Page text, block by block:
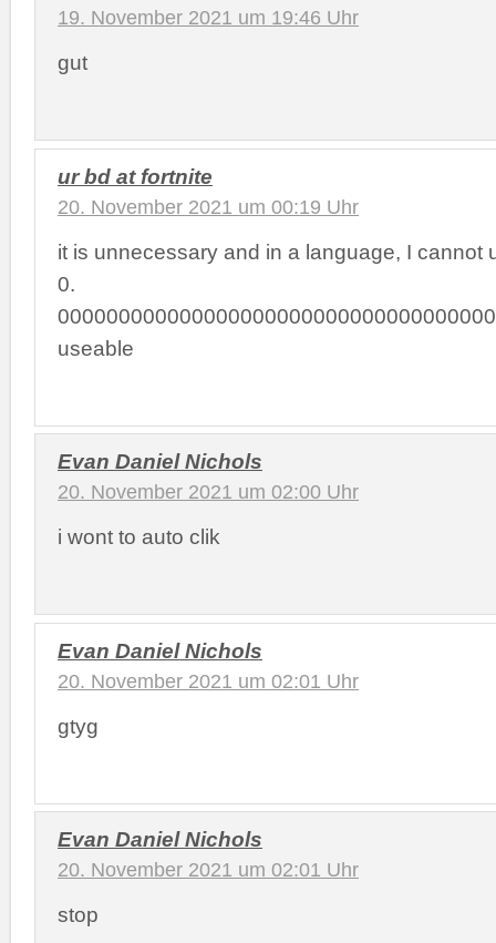
19. November 2021 um 19:46 Uhr
gut
ur bd at fortnite
20. November 2021 um 00:19 Uhr
it is unnecessary and in a language, I cannot
0.
useable
Evan Daniel Nichols
20. November 2021 um 02:00 Uhr
i wont to auto clik
Evan Daniel Nichols
20. November 2021 um 02:01 Uhr
gtyg
Evan Daniel Nichols
20. November 2021 um 02:01 Uhr
stop